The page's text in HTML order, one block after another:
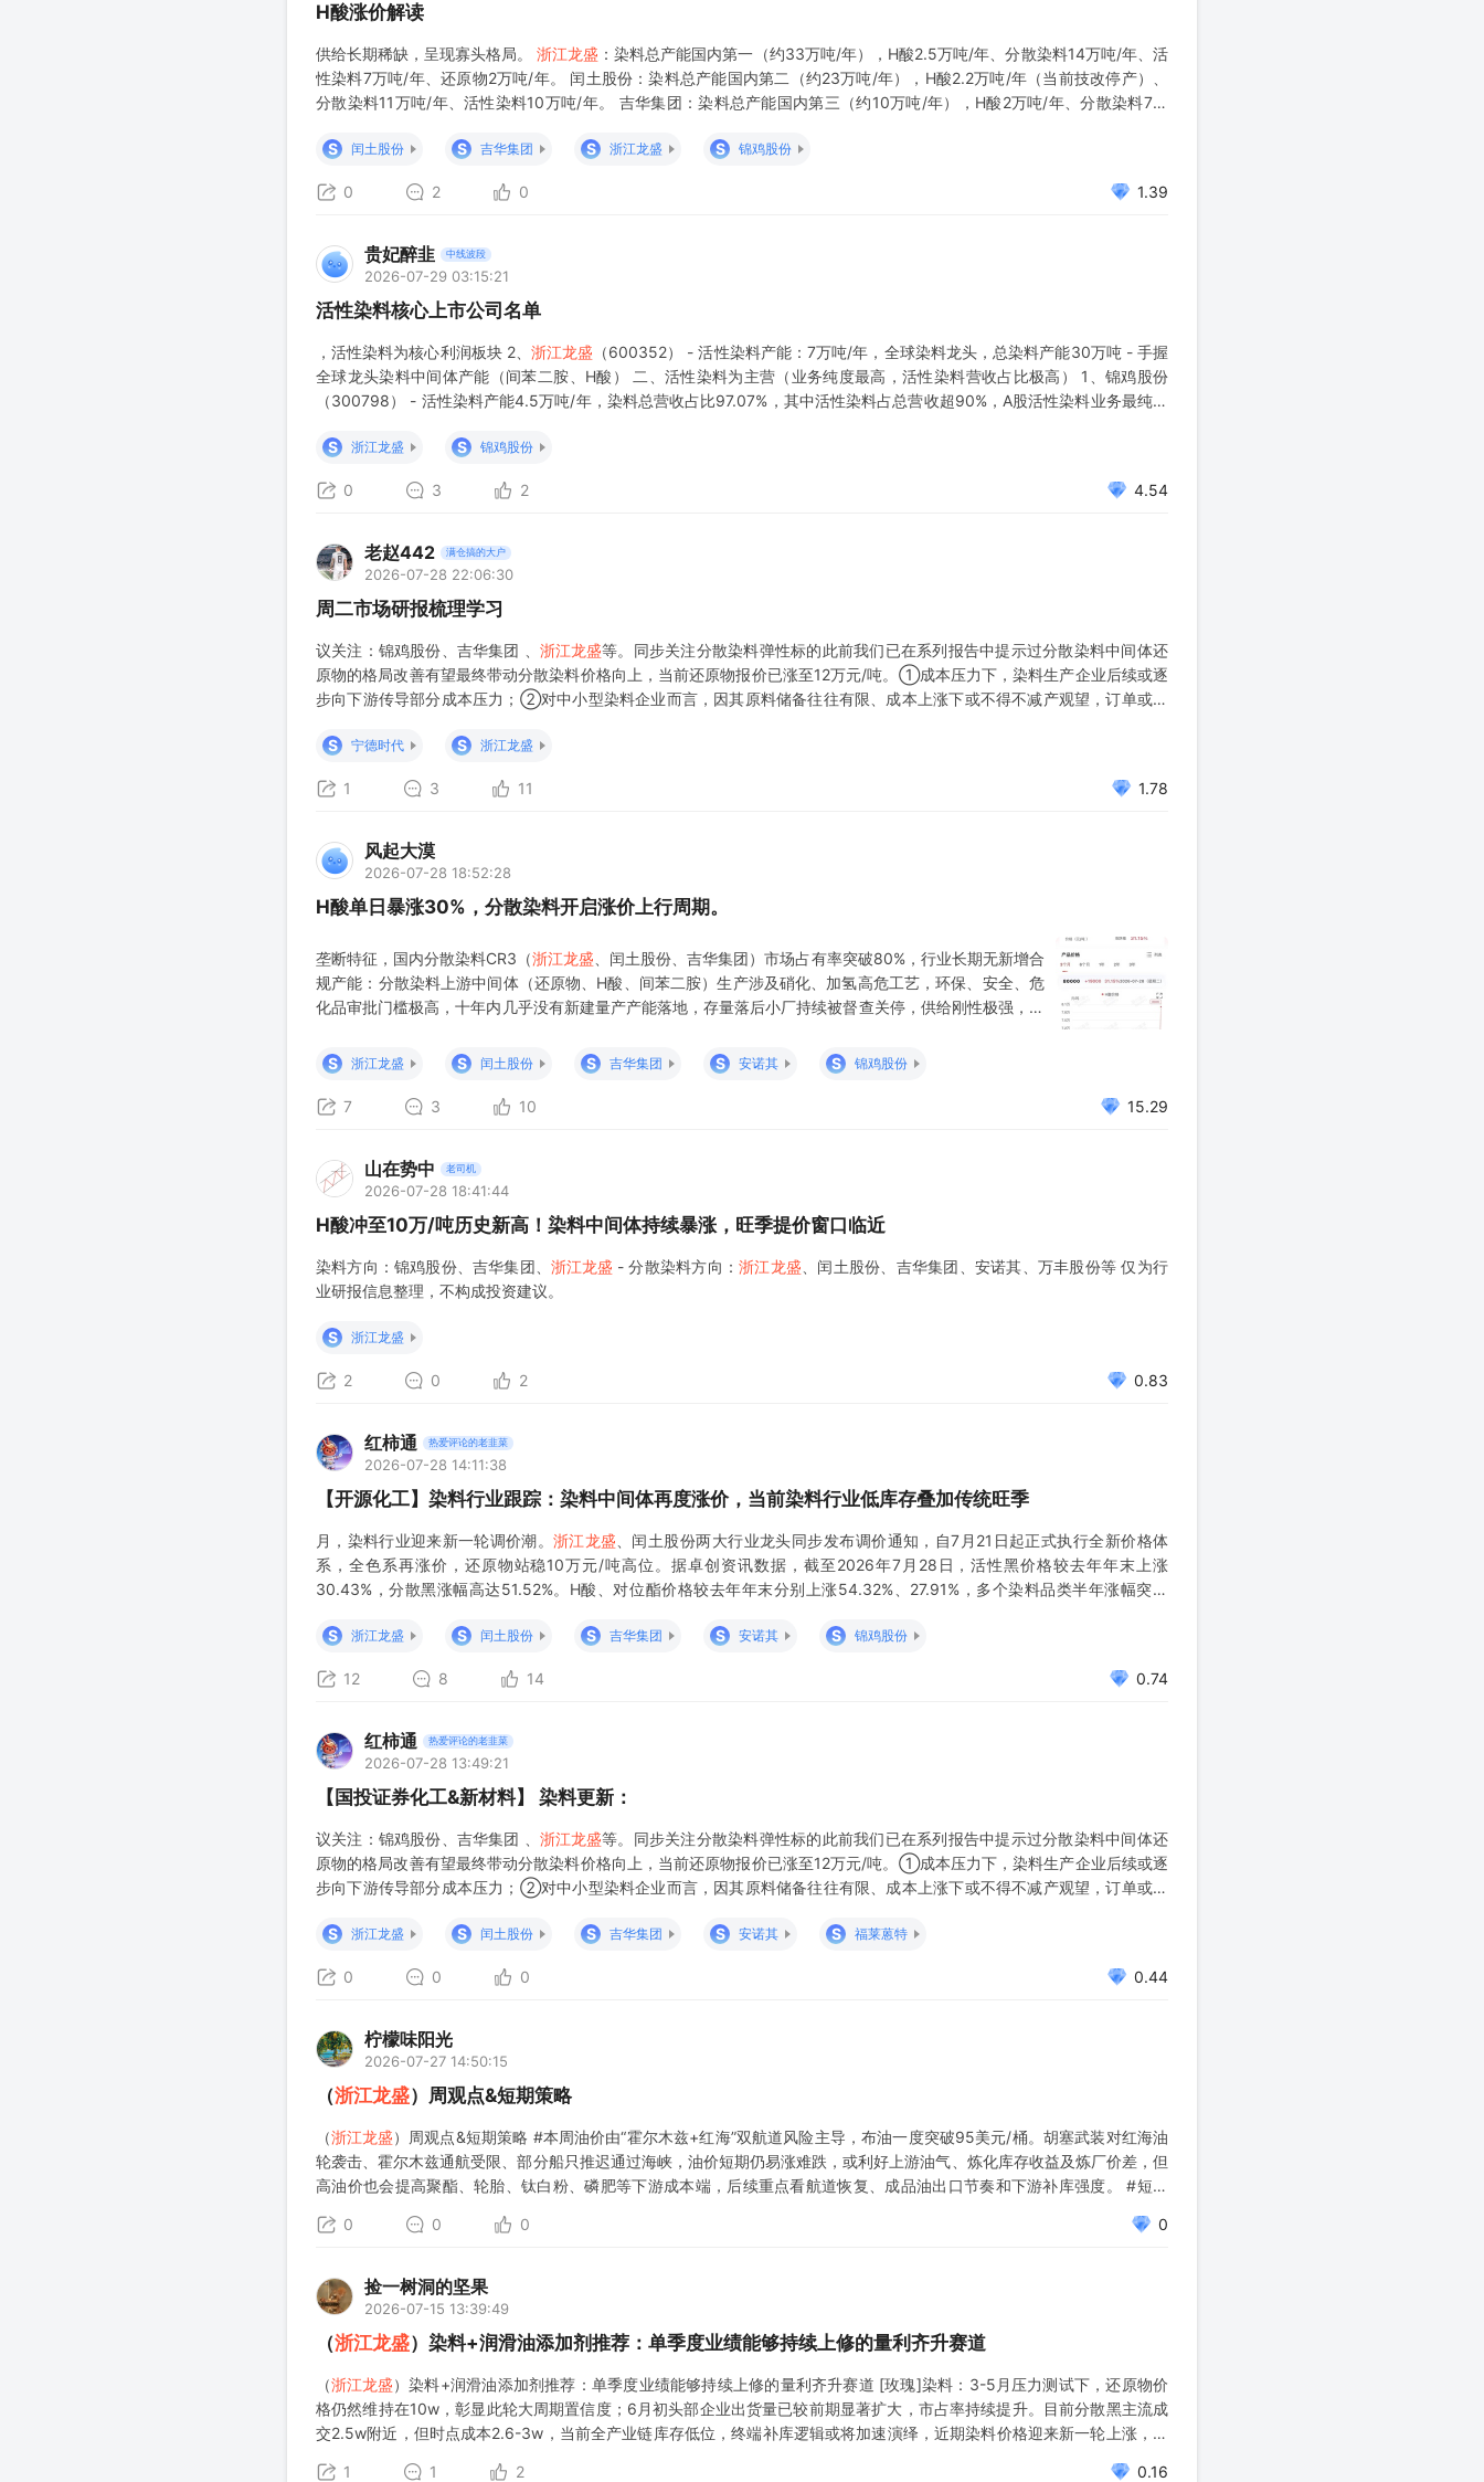
H酸涨价解读
供给长期稀缺，呈现寡头格局。 浙江龙盛 ：染料总产能国内第一（约33万吨/年），H酸2.5万吨/年、分散染料14万吨/年、活
性染料7万吨/年、还原物2万吨/年。 闰土股份：染料总产能国内第二（约23万吨/年），H酸2.2万吨/年（当前技改停产）、
分散染料11万吨/年、活性染料10万吨/年。 吉华集团：染料总产能国内第三（约10万吨/年），H酸2万吨/年、分散染料7万
S
闰土股份 S 吉华集团 S 浙江龙盛 S 锦鸡股份
0 2 0 1.39
贵妃醉韭 中线波段
2026-07-29 03:15:21
活性染料核心上市公司名单
，活性染料为核心利润板块 2、 浙江龙盛 （600352） - 活性染料产能：7万吨/年，全球染料龙头，总染料产能30万吨 - 手握
全球龙头染料中间体产能（间苯二胺、H酸） 二、活性染料为主营（业务纯度最高，活性染料营收占比极高） 1、锦鸡股份
（300798） - 活性染料产能4.5万吨/年，染料总营收占比97.07%，其中活性染料占总营收超90%，A股活性染料业务最纯正
S
浙江龙盛 S 锦鸡股份
0 3 2 4.54
老赵442 满仓搞的大户
2026-07-28 22:06:30
周二市场研报梳理学习
议关注：锦鸡股份、吉华集团 、 浙江龙盛等。同步关注分散染料弹性标的此前我们已在系列报告中提示过分散染料中间体还
原物的格局改善有望最终带动分散染料价格向上，当前还原物报价已涨至12万元/吨。①成本压力下，染料生产企业后续或逐
步向下游传导部分成本压力；②对中小型染料企业而言，因其原料储备往往有限、成本上涨下或不得不减产观望，订单或向
S
宁德时代 S 浙江龙盛
1 3 11 1.78
风起大漠
2026-07-28 18:52:28
H酸单日暴涨30%，分散染料开启涨价上行周期。
垄断特征，国内分散染料CR3（浙江龙盛 、闰土股份、吉华集团）市场占有率突破80%，行业长期无新增合
规产能：分散染料上游中间体（还原物、H酸、间苯二胺）生产涉及硝化、加氢高危工艺，环保、安全、危
化品审批门槛极高，十年内几乎没有新建量产产能落地，存量落后小厂持续被督查关停，供给刚性极强，头
暴涨强化涨价支撑 2026年分散染料价格经历两
S 浙江龙盛 S 闰土股份 S 吉华集团 S 安诺其 S 锦鸡股份
7 3 10 15.29
山在势中 老司机
2026-07-28 18:41:44
H酸冲至10万/吨历史新高！染料中间体持续暴涨，旺季提价窗口临近
染料方向：锦鸡股份、吉华集团、 浙江龙盛 - 分散染料方向： 浙江龙盛 、闰土股份、吉华集团、安诺其、万丰股份等 仅为行
业研报信息整理，不构成投资建议。
S 浙江龙盛
2 0 2 0.83
红柿通 热爱评论的老韭菜
2026-07-28 14:11:38
【开源化工】染料行业跟踪：染料中间体再度涨价，当前染料行业低库存叠加传统旺季
月，染料行业迎来新一轮调价潮。 浙江龙盛 、闰土股份两大行业龙头同步发布调价通知，自7月21日起正式执行全新价格体
系，全色系再涨价，还原物站稳10万元/吨高位。据卓创资讯数据，截至2026年7月28日，活性黑价格较去年年末上涨
30.43%，分散黑涨幅高达51.52%。H酸、对位酯价格较去年年末分别上涨54.32%、27.91%，多个染料品类半年涨幅突破
S
浙江龙盛 S 闰土股份 S 吉华集团 S 安诺其 S 锦鸡股份
12 8 14 0.74
红柿通 热爱评论的老韭菜
2026-07-28 13:49:21
【国投证券化工&新材料】 染料更新：
议关注：锦鸡股份、吉华集团 、 浙江龙盛等。同步关注分散染料弹性标的此前我们已在系列报告中提示过分散染料中间体还
原物的格局改善有望最终带动分散染料价格向上，当前还原物报价已涨至12万元/吨。①成本压力下，染料生产企业后续或逐
步向下游传导部分成本压力；②对中小型染料企业而言，因其原料储备往往有限、成本上涨下或不得不减产观望，订单或向
S
浙江龙盛 S 闰土股份 S 吉华集团 S 安诺其 S 福莱蒽特
0 0 0 0.44
柠檬味阳光
2026-07-27 14:50:15
（浙江龙盛）周观点&短期策略
（浙江龙盛）周观点&短期策略 #本周油价由“霍尔木兹+红海”双航道风险主导，布油一度突破95美元/桶。胡塞武装对红海油
轮袭击、霍尔木兹通航受限、部分船只推迟通过海峡，油价短期仍易涨难跌，或利好上游油气、炼化库存收益及炼厂价差，但
高油价也会提高聚酯、轮胎、钛白粉、磷肥等下游成本端，后续重点看航道恢复、成品油出口节奏和下游补库强度。 #短中
0 0 0 0
捡一树洞的坚果
2026-07-15 13:39:49
（浙江龙盛）染料+润滑油添加剂推荐：单季度业绩能够持续上修的量利齐升赛道
（浙江龙盛）染料+润滑油添加剂推荐：单季度业绩能够持续上修的量利齐升赛道 [玫瑰]染料：3-5月压力测试下，还原物价
格仍然维持在10w，彰显此轮大周期置信度；6月初头部企业出货量已较前期显著扩大，市占率持续提升。目前分散黑主流成
交2.5w附近，但时点成本2.6-3w，当前全产业链库存低位，终端补库逻辑或将加速演绎，近期染料价格迎来新一轮上涨，后
1 1 2 0.16